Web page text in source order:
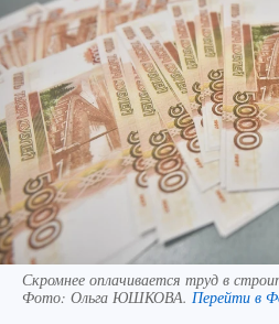
Скромнее оплачивается труд в
Фото: Ольга ЮШКОВА. Перейти в